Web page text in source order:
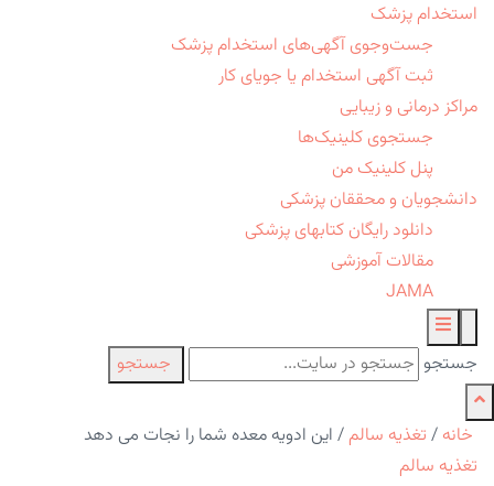
استخدام پزشک
جست‌وجوی آگهی‌های استخدام پزشک
ثبت آگهی استخدام یا جویای کار
مراکز درمانی و زیبایی
جستجوی کلینیک‌ها
پنل کلینیک من
دانشجویان و محققان پزشکی
دانلود رایگان کتابهای پزشکی
مقالات آموزشی
JAMA
جستجو جستجو
خانه / تغذیه سالم / این ادویه معده شما را نجات می دهد
تغذیه سالم